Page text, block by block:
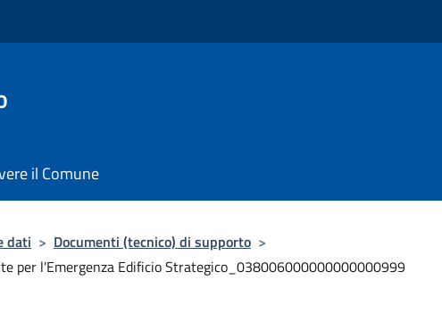
il Comune
dati > Documenti (tecnico) di supporto >
per l'Emergenza Edificio Strategico_038006000000000000999